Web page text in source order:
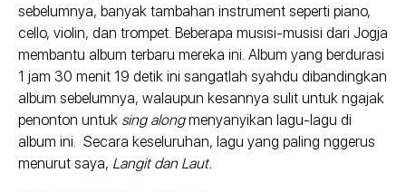
sebelumnya, banyak tambahan instrument seperti piano,
cello, violin, dan trompet. Beberapa musisi-musisi dari Jogja
membantu album terbaru mereka ini. Album yang berdurasi
1 jam 30 menit 19 detik ini sangatlah syahdu dibandingkan
album sebelumnya, walaupun kesannya sulit untuk ngajak
penonton untuk sing alongmenyanyikan lagu-lagu di
album ini. Secara keseluruhan, lagu yang paling nggerus
menurut saya, Langit dan Laut.